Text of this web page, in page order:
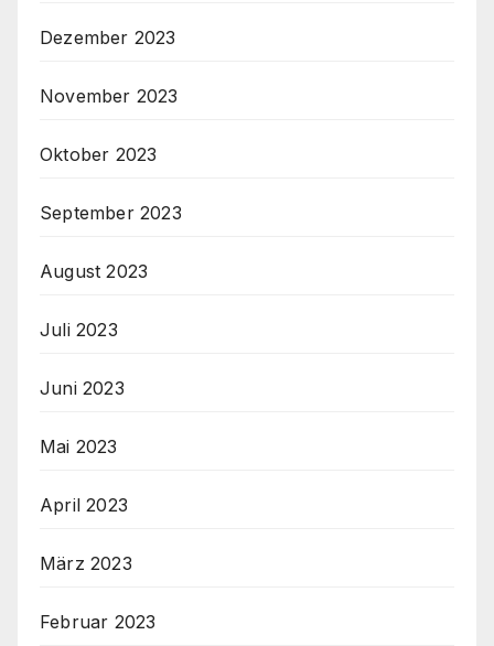
Dezember 2023
November 2023
Oktober 2023
September 2023
August 2023
Juli 2023
Juni 2023
Mai 2023
April 2023
März 2023
Februar 2023